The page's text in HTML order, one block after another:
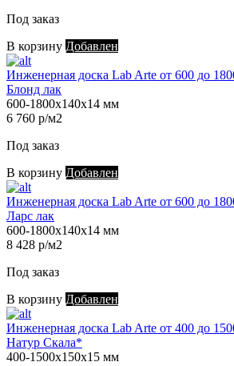
Под заказ
В корзину Добавлен
Инженерная доска Lab Arte от 600 до
Блонд лак
600-1800х140х14 мм
6 760 р/м2
Под заказ
В корзину Добавлен
Инженерная доска Lab Arte от 600 до
Ларс лак
600-1800х140х14 мм
8 428 р/м2
Под заказ
В корзину Добавлен
Инженерная доска Lab Arte от 400 до
Натур Скала*
400-1500х150х15 мм